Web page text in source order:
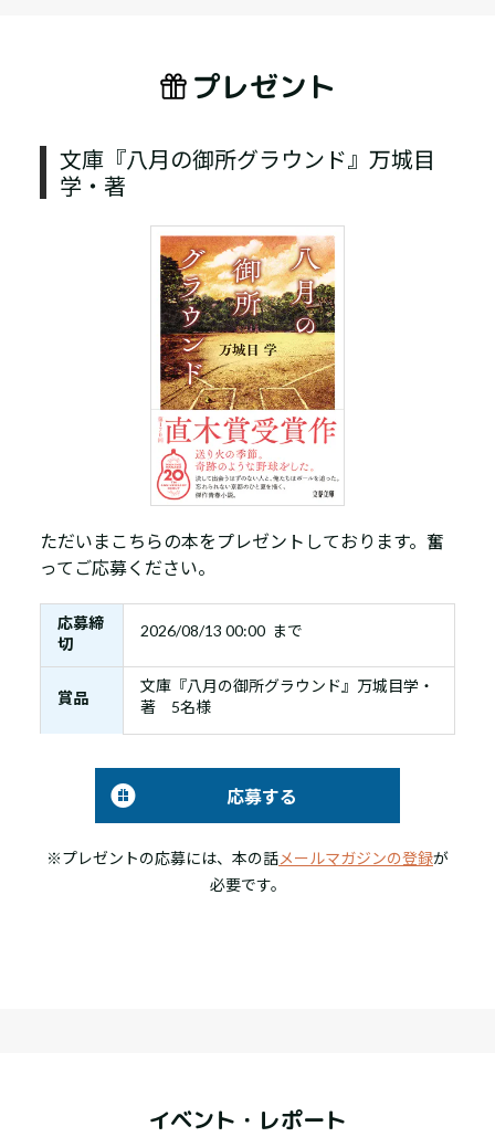
プレゼント
文庫『八月の御所グラウンド』万城目
学・著
ただいまこちらの本をプレゼントしております。奮
ってご応募ください。
応募締
切
2026/08/13 00:00 まで
賞品
文庫『八月の御所グラウンド』万城目学・
著 5名様
応募する
※プレゼントの応募には、本の話メールマガジンの登録が
必要です。
イベント・レポート